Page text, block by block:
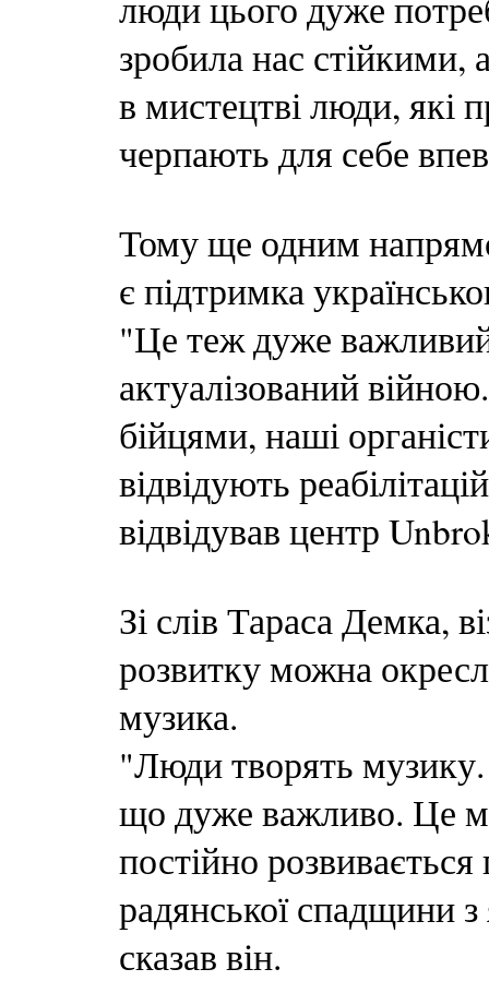
зробила нас
в мистецтві люди, які
черпають для себе
Тому ще одним
є підтримка
"Це теж дуже
актуалізований
бійцями, наші
відвідують
відвідував центр
Зі слів Тараса Демка,
розвитку можна
музика.
"Люди творять
що дуже важливо. Це
постійно
радянської спадщини
сказав він.